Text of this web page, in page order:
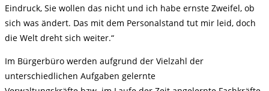
Eindruck, Sie wollen das nicht und ich habe ernste Zweifel, ob
sich was ändert. Das mit dem Personalstand tut mir leid, doch
die Welt dreht sich weiter.“
Im Bürgerbüro werden aufgrund der Vielzahl der
unterschiedlichen Aufgaben gelernte